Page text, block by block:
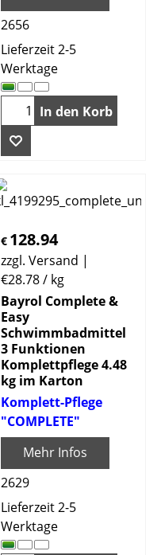
2656
Lieferzeit 2-5
Werktage
In den Korb
€ 128.94
zzgl. Versand
€28.78/ kg
Bayrol Complete &
Easy
Schwimmbadmittel
3 Funktionen
Komplettpflege 4.48
kg im Karton
Komplett-Pflege
"COMPLETE"
Mehr Infos
2629
Lieferzeit 2-5
Werktage